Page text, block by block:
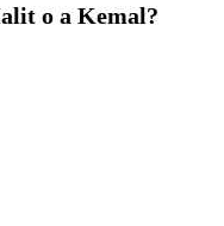
o a Kemal?